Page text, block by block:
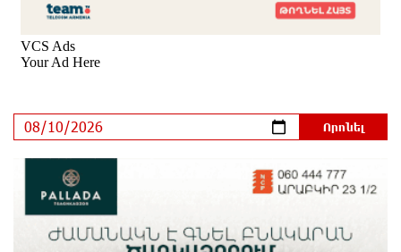
ուկրաինական 360 անօդաչու թռչող սարք
լինելու
1 օր առաջ
Ողբերգական դեպք՝ Երևանում․ Կիևյան կամրջի
տակ հայտնաբերվել է տղամարդու մարմին